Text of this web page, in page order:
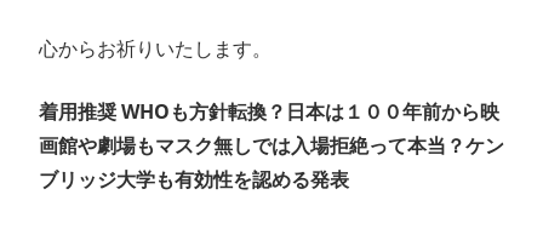
心からお祈りいたします。
着用推奨 WHOも方針転換？日本は１００年前から映
画館や劇場もマスク無しでは入場拒絶って本当？ケン
ブリッジ大学も有効性を認める発表